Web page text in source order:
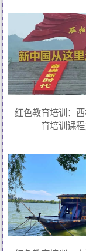
红色教育培训：
育培训课